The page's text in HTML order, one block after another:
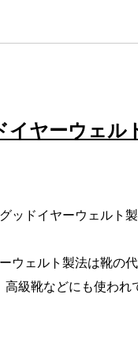
イヤーウェル
ッドイヤーウェルト製
ウェルト製法は靴の
高級靴などにも使われ